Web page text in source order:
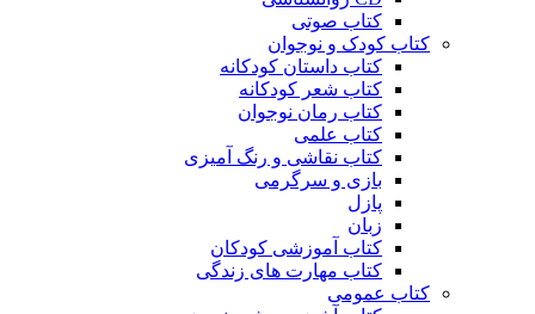
کتاب صوتی
کتاب کودک و نوجوان
کتاب داستان کودکانه
کتاب شعر کودکانه
کتاب رمان نوجوان
کتاب علمی
کتاب نقاشی و رنگ آمیزی
بازی و سرگرمی
پازل
زبان
کتاب آموزشی کودکان
کتاب مهارت های زندگی
کتاب عمومی